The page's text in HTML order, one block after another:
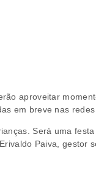
aproveitar
em breve nas redes
Será uma
Paiva, gestor